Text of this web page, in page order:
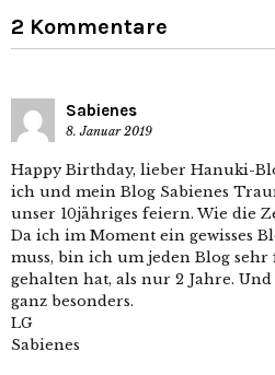
2 Kommentare
Sabienes
8. Januar 2019
Happy Birthday, lieber Hanuki-
ich und mein Blog Sabienes
unser 10jähriges feiern. Wie die
Da ich im Moment ein gewisses
muss, bin ich um jeden Blog
gehalten hat, als nur 2 Jahre.
ganz besonders.
LG
Sabienes